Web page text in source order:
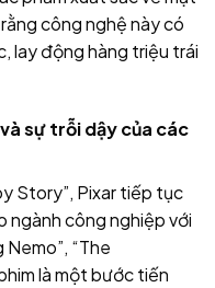
công nghệ này có
lay động hàng triệu trái
sự trỗi dậy của các
Story”, Pixar tiếp tục
ngành công nghiệp với
“The
là một bước tiến